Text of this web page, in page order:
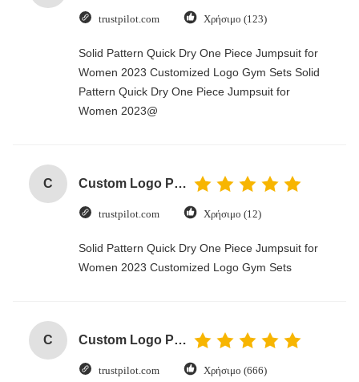
trustpilot.com Χρήσιμο (123)
Solid Pattern Quick Dry One Piece Jumpsuit for
Women 2023 Customized Logo Gym Sets Solid
Pattern Quick Dry One Piece Jumpsuit for
Women 2023@
C Custom Logo Paper Cardboard Packing Folding White / Black / Rose Gold Luxury Magnetic Gift Box with Ribbon Closure
trustpilot.com Χρήσιμο (12)
Solid Pattern Quick Dry One Piece Jumpsuit for
Women 2023 Customized Logo Gym Sets
C Custom Logo Paper Cardboard Packing Folding White / Black / Rose Gold Luxury Magnetic Gift Box with Ribbon Closure
trustpilot.com Χρήσιμο (666)